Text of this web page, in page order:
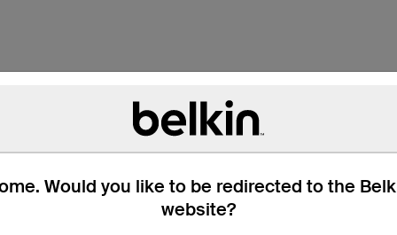
Would you like to be redirected to the
website?